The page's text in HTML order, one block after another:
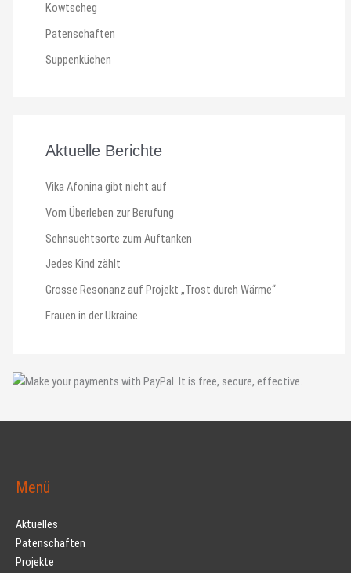
Kowtscheg
Patenschaften
Suppenküchen
Aktuelle Berichte
Vika Afonina gibt nicht auf
Vom Überleben zur Berufung
Sehnsuchtsorte zum Auftanken
Jedes Kind zählt
Grosse Resonanz auf Projekt „Trost durch Wärme“
Frauen in der Ukraine
Menü
Aktuelles
Patenschaften
Projekte